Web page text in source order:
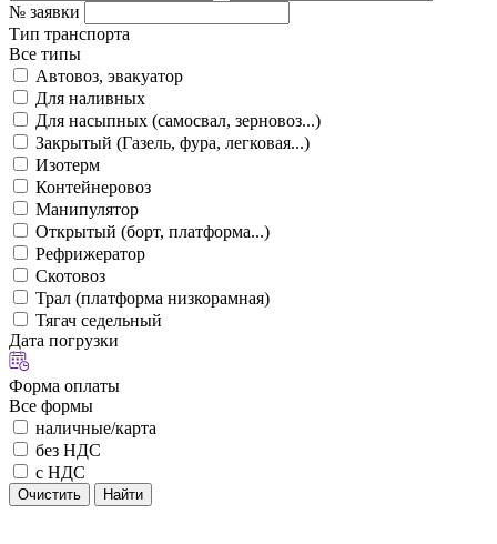
№ заявки
Тип транспорта
Все типы
Автовоз, эвакуатор
Для наливных
Для насыпных (самосвал, зерновоз...)
Закрытый (Газель, фура, легковая...)
Изотерм
Контейнеровоз
Манипулятор
Открытый (борт, платформа...)
Рефрижератор
Скотовоз
Трал (платформа низкорамная)
Тягач седельный
Дата погрузки
Форма оплаты
Все формы
наличные/карта
без НДС
с НДС
Очистить Найти